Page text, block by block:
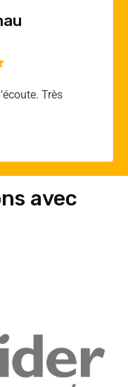
expertise!
avec